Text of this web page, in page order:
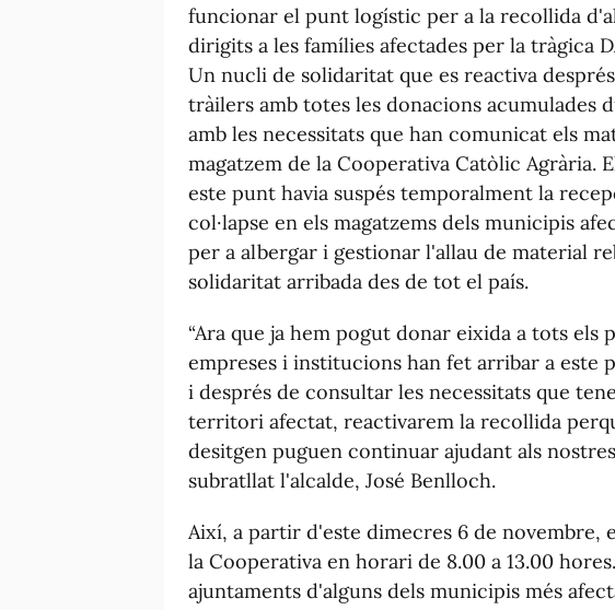
funcionar el punt logístic per a la recollida
dirigits a les famílies afectades per la tràgica
Un nucli de solidaritat que es reactiva
tràilers amb totes les donacions acumulades
amb les necessitats que han comunicat els
magatzem de la Cooperativa Catòlic Agrària.
este punt havia suspés temporalment la
col·lapse en els magatzems dels municipis
per a albergar i gestionar l'allau de material
solidaritat arribada des de tot el país.
“Ara que ja hem pogut donar eixida a tots els
empreses i institucions han fet arribar a este
i després de consultar les necessitats que
territori afectat, reactivarem la recollida
desitgen puguen continuar ajudant als
subratllat l'alcalde, José Benlloch.
Així, a partir d'este dimecres 6 de
la Cooperativa en horari de 8.00 a 13.00
ajuntaments d'alguns dels municipis més